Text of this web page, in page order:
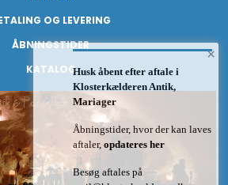
OG LEVERING
ÅBNINGSTIDER
KATALOG
×
Husk åbent efter aftale i
Klosterkælderen Antik,
Mariager
Åbningstider, hvor der kan laves
aftaler, opdateres her
Besøg aftales på